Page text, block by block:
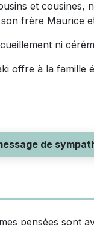
et cousines,
frère Maurice
ni
offre à la famille
de
pensées sont